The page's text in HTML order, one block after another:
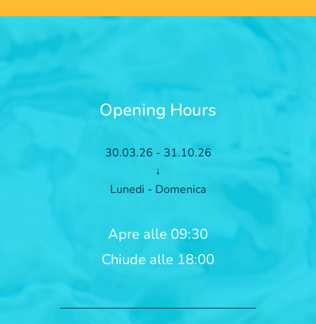
Opening Hours
30.03.26 - 31.10.26
↓
Lunedi - Domenica
Apre alle 09:30
Chiude alle 18:00